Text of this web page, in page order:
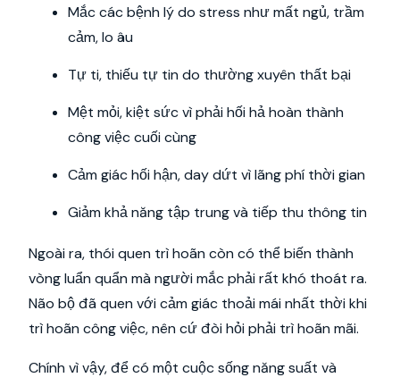
Mắc các bệnh lý do stress như mất ngủ, trầm
cảm, lo âu
Tự ti, thiếu tự tin do thường xuyên thất bại
Mệt mỏi, kiệt sức vì phải hối hả hoàn thành
công việc cuối cùng
Cảm giác hối hận, day dứt vì lãng phí thời gian
Giảm khả năng tập trung và tiếp thu thông tin
Ngoài ra, thói quen trì hoãn còn có thể biến thành
vòng luẩn quẩn mà người mắc phải rất khó thoát ra.
Não bộ đã quen với cảm giác thoải mái nhất thời khi
trì hoãn công việc, nên cứ đòi hỏi phải trì hoãn mãi.
Chính vì vậy, để có một cuộc sống năng suất và